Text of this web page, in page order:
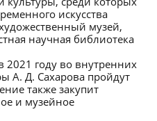
искусства
музей,
научная библиотека
году во внутренних
А. Д. Сахарова пройдут
также закупит
и музейное